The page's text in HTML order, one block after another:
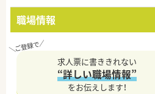
職場情報
求人票に書ききれない
“詳しい職場情報”
をお伝えします！